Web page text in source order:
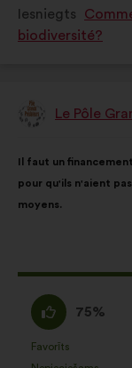
kā:
Iesniegts
biodiversité?
PriekšlikumuLe Pôle
saturs:
Il faut un
pour qu'ils n'aient
moyens.
ir
šāds:
Piekrītu
:
75%
Favorīts
:reize(-